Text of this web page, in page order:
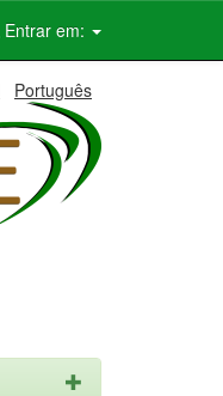
Entrar em:
Português